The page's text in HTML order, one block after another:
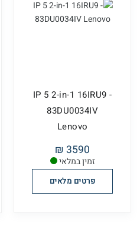
זמין במלאי
IP 5 2-in-1 16IRU9 -
83DU0034IV
Lenovo
3590 ₪
פרטים מלאים